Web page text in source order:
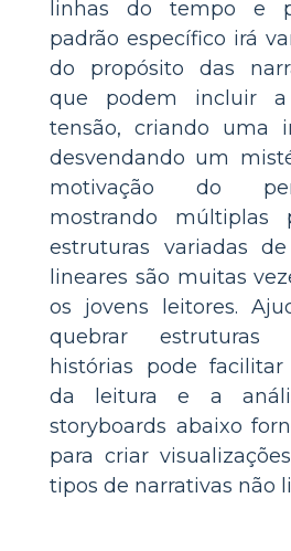
linhas do tempo e
padrão específico irá
do propósito das
que podem incluir a
tensão, criando uma
desvendando um
motivação do
mostrando múltiplas
estruturas variadas
lineares são muitas
os jovens leitores.
quebrar estruturas
histórias pode
da leitura e a
storyboards abaixo
para criar
tipos de narrativas não